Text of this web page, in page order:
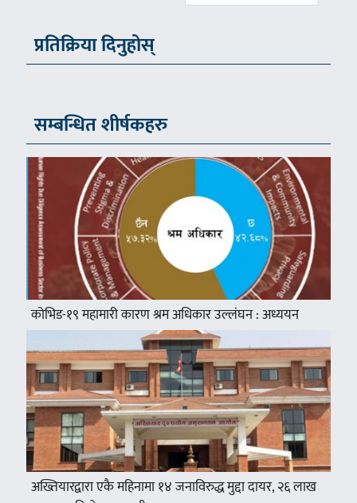
प्रतिक्रिया दिनुहोस्
सम्बन्धित शीर्षकहरु
कोभिड-१९ महामारी कारण श्रम अधिकार उल्लंघन : अध्ययन
अख्तियारद्वारा एकै महिनामा १४ जनाविरुद्ध मुद्दा दायर, २६ लाख